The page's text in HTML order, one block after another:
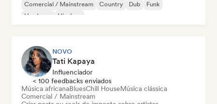
Comercial / Mainstream
Country Dub
Funk
Hardcore
Hip-hop
NOVO
Tati Kapaya
Influenciador
< 100 feedbacks enviados
Música africanaBluesChill HouseMúsica clássica
Comercial / Mainstream